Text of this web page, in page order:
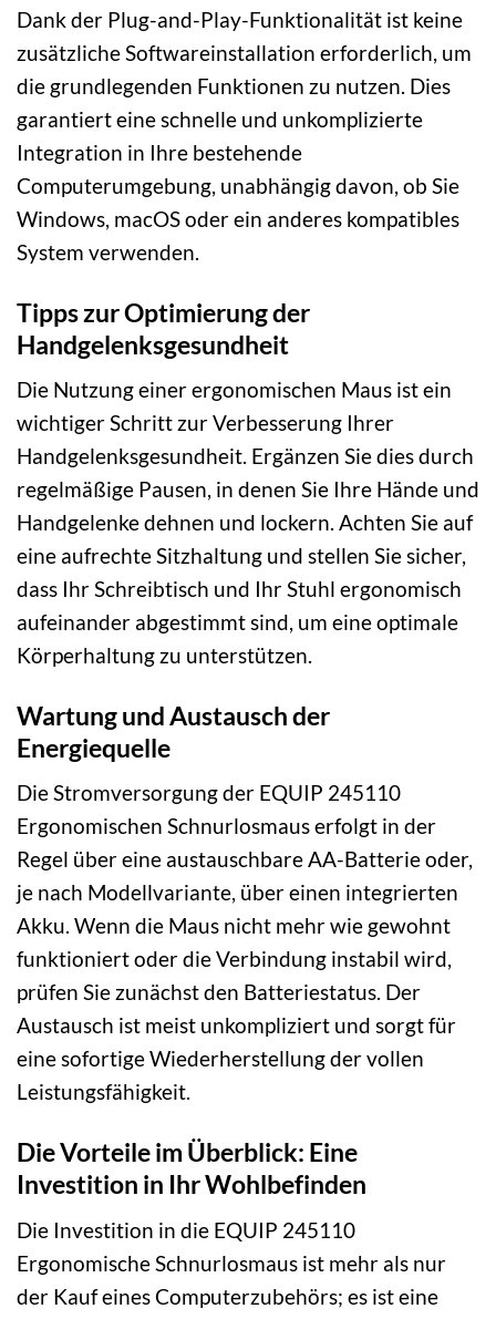
Dank der Plug-and-Play-Funktionalität ist keine
zusätzliche Softwareinstallation erforderlich, um
die grundlegenden Funktionen zu nutzen. Dies
garantiert eine schnelle und unkomplizierte
Integration in Ihre bestehende
Computerumgebung, unabhängig davon, ob Sie
Windows, macOS oder ein anderes kompatibles
System verwenden.
Tipps zur Optimierung der
Handgelenksgesundheit
Die Nutzung einer ergonomischen Maus ist ein
wichtiger Schritt zur Verbesserung Ihrer
Handgelenksgesundheit. Ergänzen Sie dies durch
regelmäßige Pausen, in denen Sie Ihre Hände und
Handgelenke dehnen und lockern. Achten Sie auf
eine aufrechte Sitzhaltung und stellen Sie sicher,
dass Ihr Schreibtisch und Ihr Stuhl ergonomisch
aufeinander abgestimmt sind, um eine optimale
Körperhaltung zu unterstützen.
Wartung und Austausch der
Energiequelle
Die Stromversorgung der EQUIP 245110
Ergonomischen Schnurlosmaus erfolgt in der
Regel über eine austauschbare AA-Batterie oder,
je nach Modellvariante, über einen integrierten
Akku. Wenn die Maus nicht mehr wie gewohnt
funktioniert oder die Verbindung instabil wird,
prüfen Sie zunächst den Batteriestatus. Der
Austausch ist meist unkompliziert und sorgt für
eine sofortige Wiederherstellung der vollen
Leistungsfähigkeit.
Die Vorteile im Überblick: Eine
Investition in Ihr Wohlbefinden
Die Investition in die EQUIP 245110
Ergonomische Schnurlosmaus ist mehr als nur
der Kauf eines Computerzubehörs; es ist eine